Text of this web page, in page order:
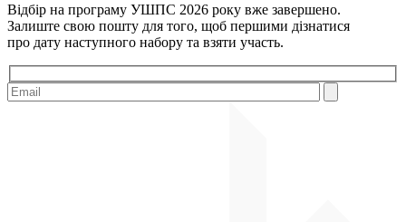
Відбір на програму УШПС 2026 року вже завершено.
Залиште свою пошту для того, щоб першими дiзнатися
про дату наступного набору та взяти участь.
Please leave this field empty.